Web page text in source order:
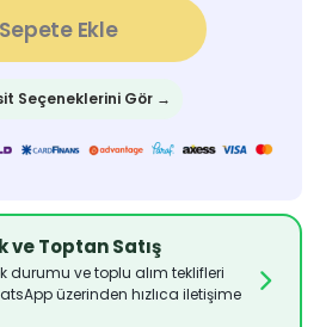
Sepete Ekle
Seçeneklerini Gör →
ve Toptan Satış
durumu ve toplu alım teklifleri
üzerinden hızlıca iletişime